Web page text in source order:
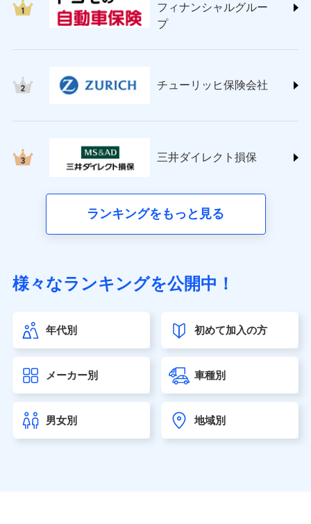
(https://www.sompo-direct.co.jp/)
チューリッヒ保険会社 (https://www.zurich.co.jp/)
(https://www.nisshinfire.co.jp/)
(https://www.petfamilyins.co.jp/)
ins.com/)
三井ダイレクト損害保険株式会社
（https://www.sonylife.co.jp）
第一ネオ生命保険株式会社（https://neofirst.co.jp/）
大樹生命保険株式会社（https://www.taiju-life.co.jp）
seimei.co.jp）
チューリッヒ生命保険株式会社
東京海上日動あんしん生命保険株式会社
（https://www.tmn-anshin.co.jp/）
フィナンシャルグルー
プ
チューリッヒ保険会社
三井ダイレクト損保
ランキングをもっと見る
様々なランキングを公開中！
年代別 初めて加入の方
メーカー別 車種別
男女別 地域別